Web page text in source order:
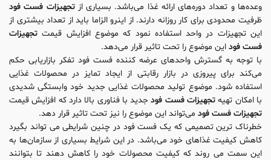
وعده‌ها و تعداد دوره‌های ارائه غذا می‌باشد. بسیاری ازتجهیزات فست فود
ظرفیت محدودی برای کار روزانه دارند. از اینرو الزاما باید از تعداد بیشتری از
این تجهیزات در واحد استفاده نمود که موضوع افزایش قیمت تجهیزات
فست فود این موضوع را تحت تاثیر قرار می‌دهد.
با توجه به گسترش واحدهای عرضه کننده فست فود تفکر بازاریابی حکم
می‌کند برای پیروزی در بازار رقابتی از ایجاد تمایز در محصولات غذایی
استفاده شود. موضوع تولید محصولات غذایی جدید خود وابستگی شدیدی
با امکان تهیه تجهیزات فست فودجدید با فناوری بالا دارد که افزایش قیمت
تجهیزات فست فود می‌تواند این موضوع را نیز تحت تاثیر قرار دهد.
خطرناک ترین تصمیمی که یک فست فود در چنین شرایطی می تواند بگیرد
کاهش کیفیت غذاهای خود می‌باشد. در این شرایط بسیاری از سازمان‌ها به
این سمت می روند که کیفیت محصولات خود را کاهش دهند تا بتوانند